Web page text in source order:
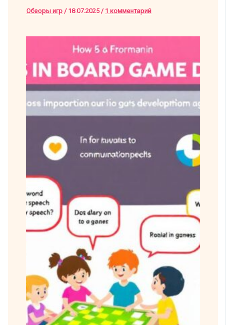
Обзоры игр / 18.07.2025/ 1 комментарий